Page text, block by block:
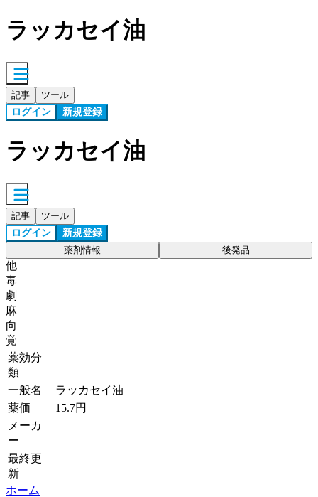
ラッカセイ油
記事 ツール
ログイン 新規登録
ラッカセイ油
記事 ツール
ログイン 新規登録
薬剤情報 後発品
他
毒
劇
麻
向
覚
薬効分
類
一般名
ラッカセイ油
薬価
15.7円
メーカ
ー
最終更
新
ホーム